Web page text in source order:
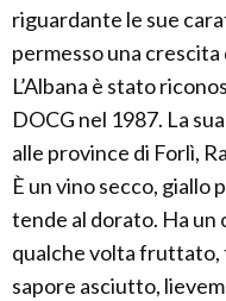
riguardante le sue
permesso una
L’Albana è stato
DOCG nel 1987. La
alle province di Forlì,
È un vino secco, giallo
tende al dorato. Ha
qualche volta fruttato,
sapore asciutto,